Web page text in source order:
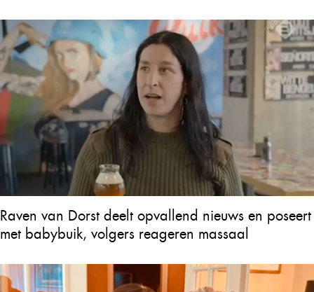
Raven van Dorst deelt opvallend nieuws en poseert
met babybuik, volgers reageren massaal